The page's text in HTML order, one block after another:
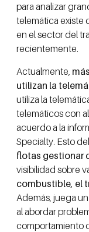
para analizar
telemática existe
en el sector del
recientemente.
Actualmente,
utilizan la
utiliza la
telemáticos con
acuerdo a la
Specialty. Esto
flotas gestionar
visibilidad sobre
combustible, el
Además, juega
al abordar
comportamiento